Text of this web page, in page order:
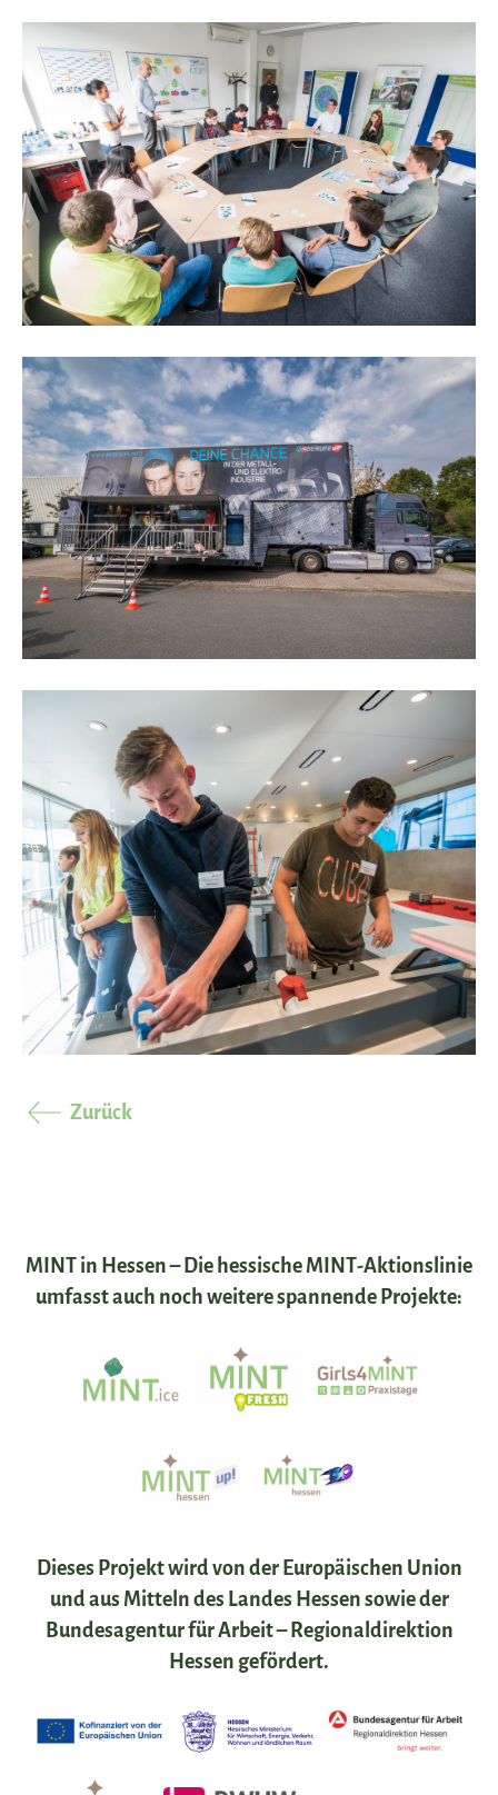
Zurück
MINT in Hessen – Die hessische MINT-Aktionslinie
umfasst auch noch weitere spannende Projekte:
Dieses Projekt wird von der Europäischen Union
und aus Mitteln des Landes Hessen sowie der
Bundesagentur für Arbeit – Regionaldirektion
Hessen gefördert.